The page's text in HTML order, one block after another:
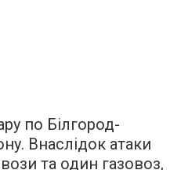
по Білгород-
Внаслідок атаки
та один газовоз,